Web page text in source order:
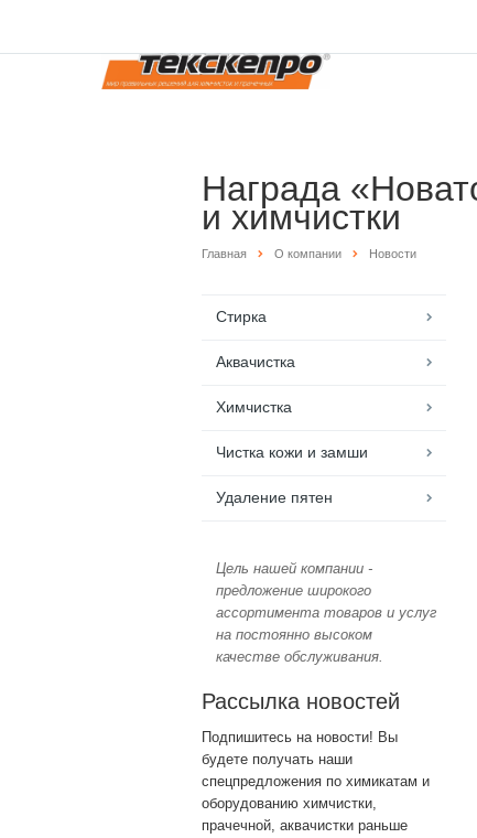
Награда
и химчистки
Главная О компании Новости
Стирка
Аквачистка
Химчистка
Чистка кожи и замши
Удаление пятен
Цель нашей компании -
предложение широкого
ассортимента товаров и услуг
на постоянно высоком
качестве обслуживания.
Рассылка новостей
Подпишитесь на новости! Вы
будете получать наши
спецпредложения по химикатам и
оборудованию химчистки,
прачечной, аквачистки раньше